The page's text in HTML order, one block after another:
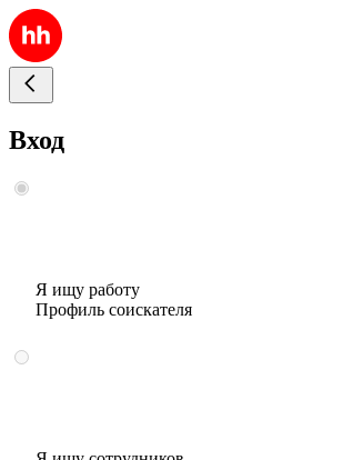
Вход
Я ищу работу
Профиль соискателя